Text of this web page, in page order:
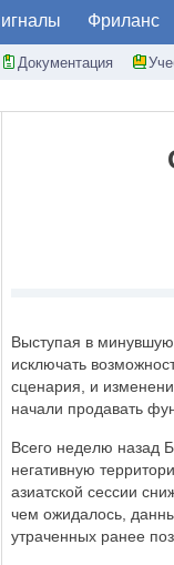
Фриланс
Документация
Выступая в
исключать
сценария, и
начали продавать
Всего неделю назад
негативную
азиатской сессии
чем ожидалось,
утраченных ранее